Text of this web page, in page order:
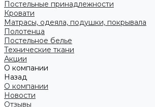
Постельные принадлежности
Кровати
Матрасы, одеяла, подушки, покрывала
Полотенца
Постельное белье
Технические ткани
Акции
О компании
Назад
О компании
Новости
Отзывы